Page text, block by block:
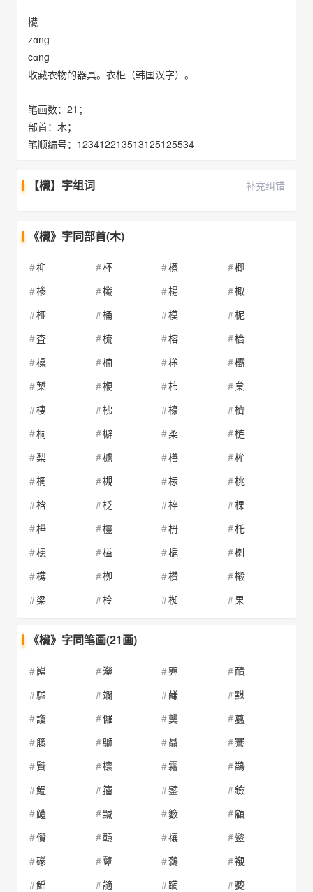
欌
zɑng
cɑng
收藏衣物的器具。衣柜（韩国汉字）。
笔画数：21；
部首：木；
笔顺编号：123412213513125125534
【欌】字组词 补充纠错
《欌》字同部首(木)
枊 杯 櫒
楖
椮
櫼 楊
棷
桠
桶 模
柅
査
梳 榕
樯
槡
楠 桳
欛
椠
楩 柿
枲
棲
柫 檺
櫅
桐
檘 柔
梿
梨
櫨 橏
桙
棢
槻 柡
桃
梒
柉 椊
棵
樺
欞 枬
杔
槵
榏 梔
楋
欂
栁 櫕
樧
梁
柃 椥 果
《欌》字同笔画(21画)
巋 灐 顨
靧
驉
斕 鹻
黮
讂
儸 龑
蠤
籐
鶳 贔
鶱
贒
欀 霿
鷁
鰮
籒 鐾
鐱
鳢
黬 籔
顧
儹
贑 禳
颦
礯
鼙 鷋
襯
鰩
讁 躏
夔